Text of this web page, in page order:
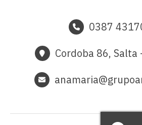
0387
Cordoba 86, Salta